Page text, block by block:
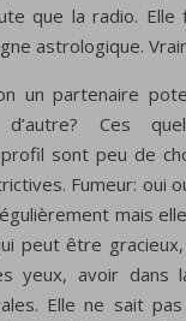
que la radio.
astrologique.
un partenaire
Ces
sont peu de
Fumeur: oui
mais
peut être
yeux, avoir dans
Elle ne sait